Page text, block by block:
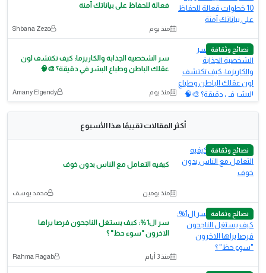
فعالة للحفاظ على بياناتك آمنة
منذ يوم Shbana Zezo
نصائح وثقافة
سر الشخصية الجذابة والكاريزما: كيف تكتشف لون
عقلك الباطن وطباع البشر في دقيقة؟ 🎨🧠
منذ يوم Amany Elgendy
أكثر المقالات تقييمًا هذا الأسبوع
نصائح وثقافة
كيفيه التعامل مع الناس بدون خوف
منذ يومين محمد يوسف
نصائح وثقافة
سر ال1%: كيف يستغل الناجحون فرصا يراها
الاخرون "سوء حظ" ؟
منذ 3 أيام Rahma Ragab